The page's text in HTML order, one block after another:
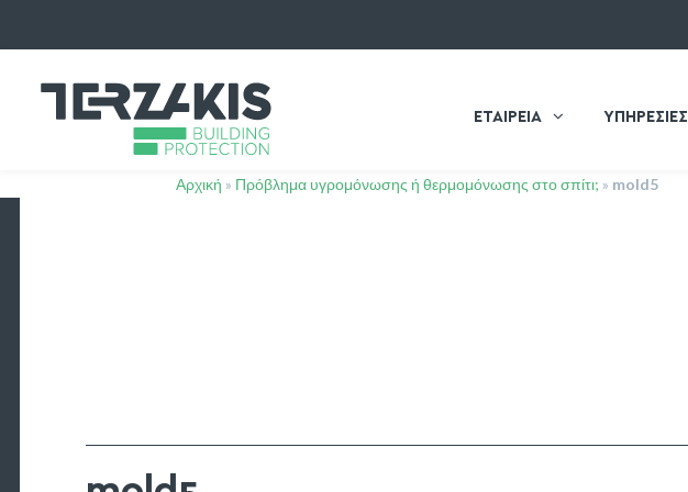
ΕΤΑΙΡΕΙΑ ΥΠΗΡΕΣΙΕΣ
Αρχική » Πρόβλημα υγρομόνωσης ή θερμομόνωσης στο σπίτι; » mold5